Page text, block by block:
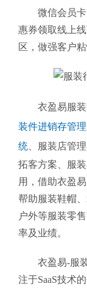
微信会员
惠券领取线上
区，做强客户
衣盈易服
装件进销存管
统 、服装店管
拓客方案、服
用，借助衣盈
帮助服装鞋帽
户外等服装零
率及业绩。
衣盈易-服
注于SaaS技术